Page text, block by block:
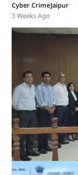
Cyber CrimeJaipur
3 Weeks Ago